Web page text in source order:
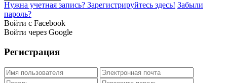
Нужна учетная запись? Зарегистрируйтесь здесь! Забыли
пароль?
Войти с Facebook
Войти через Google
Регистрация